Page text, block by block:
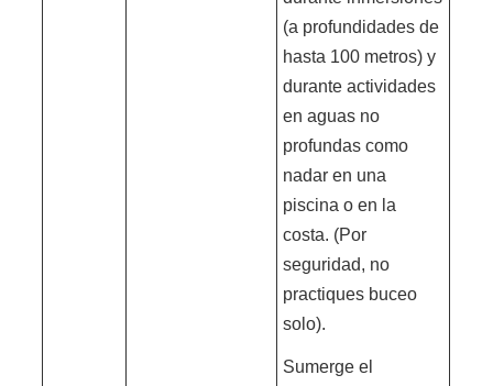
(a profundidades de
hasta 100 metros) y
durante actividades
en aguas no
profundas como
nadar en una
piscina o en la
costa. (Por
seguridad, no
practiques buceo
solo).
Sumerge el